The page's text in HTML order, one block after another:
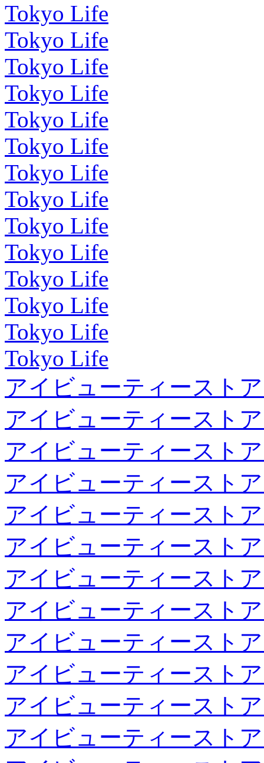
Tokyo Life
Tokyo Life
Tokyo Life
Tokyo Life
Tokyo Life
Tokyo Life
Tokyo Life
Tokyo Life
Tokyo Life
Tokyo Life
Tokyo Life
Tokyo Life
Tokyo Life
Tokyo Life
アイビューティースト
アイビューティースト
アイビューティースト
アイビューティースト
アイビューティースト
アイビューティースト
アイビューティースト
アイビューティースト
アイビューティースト
アイビューティースト
アイビューティースト
アイビューティースト